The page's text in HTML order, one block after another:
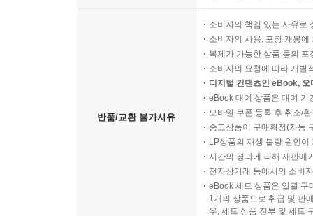
반품/교환 불가사유
소비자의 책임 있는 사유로
소비자의 사용, 포장 개봉
복제가 가능한 상품 등의
소비자의 요청에 따라 개별
디지털 컨텐츠인 eBook,
eBook 대여 상품은 대여 기
모바일 쿠폰 등록 후 취소/
중고상품이 구매확정(자동
LP상품의 재생 불량 원인
시간의 경과에 의해 재판매
전자상거래 등에서의 소비
eBook 세트 상품은 일괄 구
1개의 상품으로 취급 및 판
우, 세트 상품 전부 및 세트